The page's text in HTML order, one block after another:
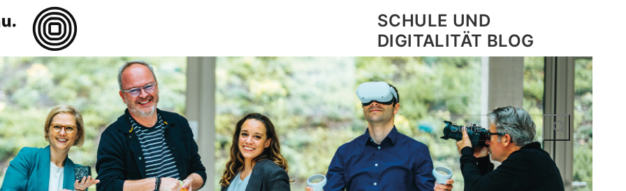
SCHULE UND
DIGITALITÄT BLOG
Search
for: